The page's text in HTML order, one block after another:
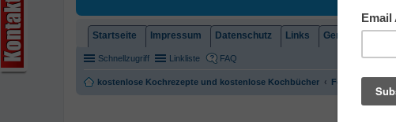
Startseite Impressum Datenschutz Links Gemeindebrief
Schnellzugriff Linkliste FAQ
kostenlose Kochrezepte und kostenlose Kochbücher Foren-Übersicht